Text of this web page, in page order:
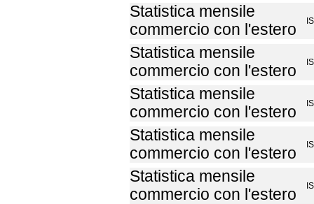
Statistica mensile
commercio con l'estero
Statistica mensile
commercio con l'estero
Statistica mensile
commercio con l'estero
Statistica mensile
commercio con l'estero
Statistica mensile
commercio con l'estero